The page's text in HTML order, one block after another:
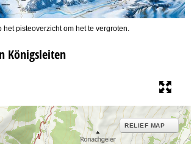
het pisteoverzicht om het te vergroten.
Königsleiten
RELIEF MAP